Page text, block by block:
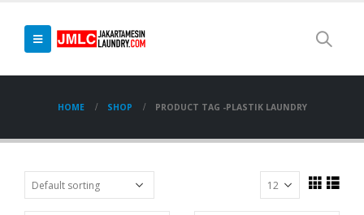
HOME SHOP PRODUCT TAG -PLASTIK LAUNDRY